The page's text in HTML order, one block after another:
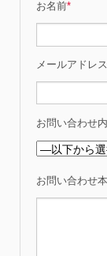
お名前*
メールアドレス
お問い合わせ
お問い合わせ